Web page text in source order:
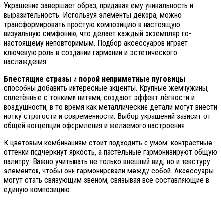
Украшение завершает образ, придавая ему уникальность и
выразительность. Используя элементы декора, можно
трансформировать простую композицию в настоящую
визуальную симфонию, что делает каждый экземпляр по-
настоящему неповторимым. Подбор аксессуаров играет
ключевую роль в создании гармонии и эстетического
наслаждения.
Блестящие стразы и порой неприметные пуговицы
способны добавить интересные акценты. Крупные жемчужины,
сплетённые с тонкими нитями, создают эффект лёгкости и
воздушности, в то время как металлические детали могут внести
нотку строгости и современности. Выбор украшений зависит от
общей концепции оформления и желаемого настроения.
К цветовым комбинациям стоит подходить с умом: контрастные
оттенки подчеркнут яркость, а пастельные гармонизируют общую
палитру. Важно учитывать не только внешний вид, но и текстуру
элементов, чтобы они гармонировали между собой. Аксессуары
могут стать связующим звеном, связывая все составляющие в
единую композицию.